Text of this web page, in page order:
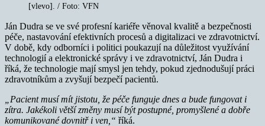
[vlevo]. / Foto: VFN
Ján Dudra se ve své profesní kariéře věnoval kvalitě a bezpečnosti
péče, nastavování efektivních procesů a digitalizaci ve zdravotnictví.
V době, kdy odborníci i politici poukazují na důležitost využívání
technologií a elektronické správy i ve zdravotnictví, Ján Dudra i
říká, že technologie mají smysl jen tehdy, pokud zjednodušují práci
zdravotníkům a zvyšují bezpečí pacientů.
„Pacient musí mít jistotu, že péče funguje dnes a bude fungovat i
zítra. Jakékoli větší změny musí být postupné, promyšlené a dobře
komunikované dovnitř i ven,“ říká.